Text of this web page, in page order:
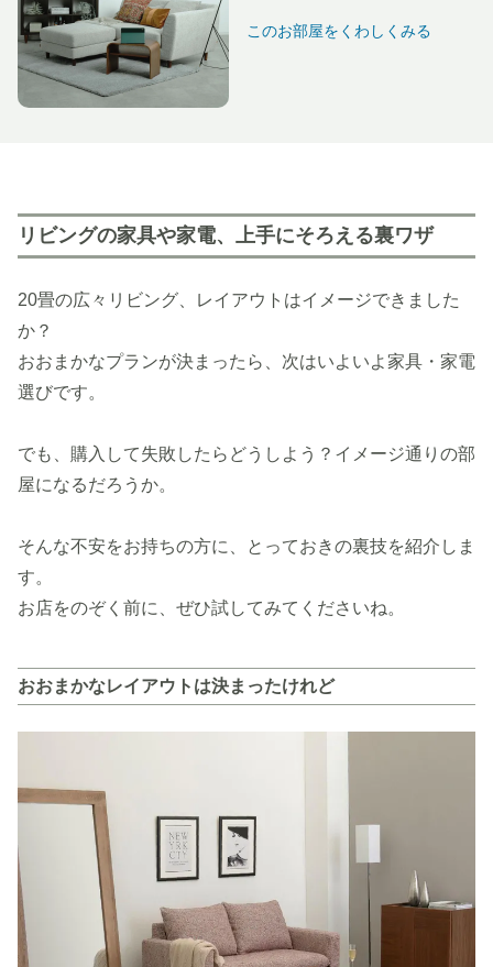
このお部屋をくわしくみる
リビングの家具や家電、上手にそろえる裏ワザ
20畳の広々リビング、レイアウトはイメージできました
か？
おおまかなプランが決まったら、次はいよいよ家具・家電
選びです。
でも、購入して失敗したらどうしよう？イメージ通りの部
屋になるだろうか。
そんな不安をお持ちの方に、とっておきの裏技を紹介しま
す。
お店をのぞく前に、ぜひ試してみてくださいね。
おおまかなレイアウトは決まったけれど